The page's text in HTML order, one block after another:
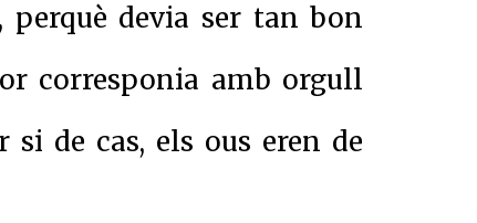
perquè devia ser tan bon
corresponia amb orgull
de cas, els ous eren de